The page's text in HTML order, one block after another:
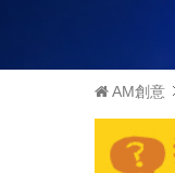
AM創意